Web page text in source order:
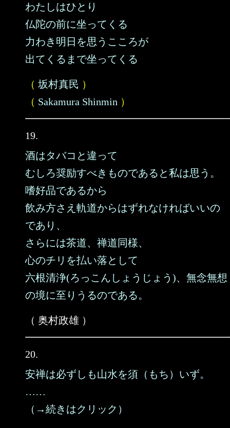
わたしはひとり
仏陀の前に坐ってくる
力わき明日を思うこころが
出てくるまで坐ってくる
（ 坂村真民 ）
（ Sakamura Shinmin ）
19.
酒はタバコと違って
むしろ奨励すべきものであると私は思う。
嗜好品であるから
飲み方さえ軌道からはずれなければいいの
であり、
さらには茶道、禅道同様、
心のチリを払い落として
六根清浄(ろっこんしょうじょう)、無念無想
の境に至りうるのである。
（ 奥村政雄 ）
20.
安禅は必ずしも山水を須（もち）いず。
……
（→続きはクリック）